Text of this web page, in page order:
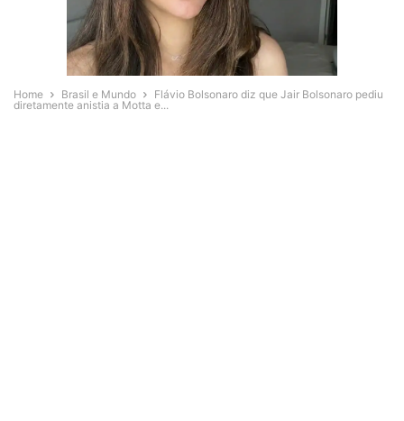
Home Brasil e Mundo
Flávio Bolsonaro diz que Jair Bolsonaro pediu
diretamente anistia a Motta e...